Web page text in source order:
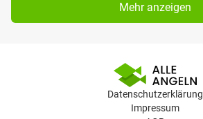
Mehr anzeigen
Datenschutzerklärung
Impressum